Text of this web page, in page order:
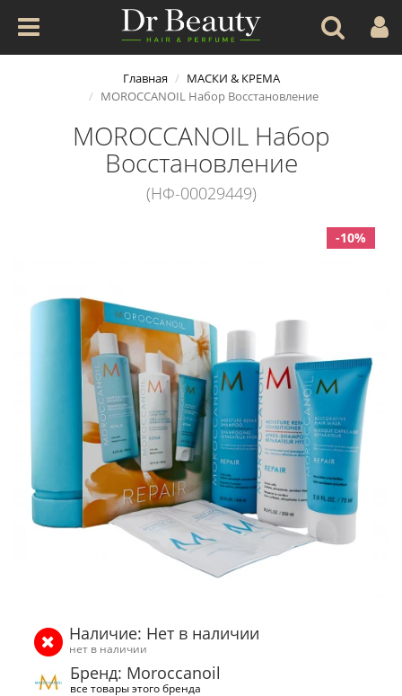
Главная
МАСКИ & КРЕМА
MOROCCANOIL Набор Восстановление
MOROCCANOIL Набор
Восстановление
(НФ-00029449)
-10%
Наличие: Нет в наличии
нет в наличии
Бренд: Moroccanoil
все товары этого бренда